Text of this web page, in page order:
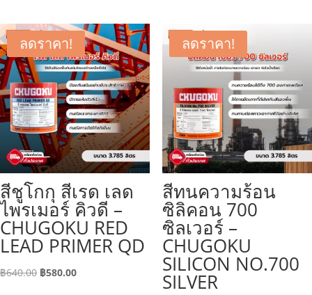
ลดราคา!
สีชูโกกุ สีเรด เลด
ไพรเมอร์ คิวดี –
CHUGOKU RED
LEAD PRIMER QD
฿640.00 Original
฿580.00Current
ลดราคา!
สีทนความร้อน
ซิลิคอน 700
ซิลเวอร์ –
CHUGOKU
SILICON NO.700
SILVER